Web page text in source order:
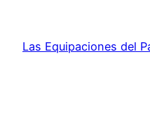
contenido
Las Equipaciones del